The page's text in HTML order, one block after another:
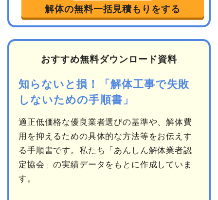
解体の無料一括見積もりをする
おすすめ無料ダウンロード資料
知らないと損！「解体工事で失敗
しないための手順書」
適正低価格な優良業者選びの基準や、解体費
用を抑えるための具体的な方法等をお伝えす
る手順書です。私たち「あんしん解体業者認
定協会」の実績データをもとに作成していま
す。